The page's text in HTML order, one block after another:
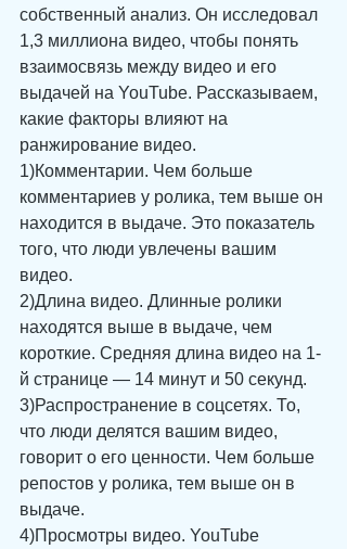
собственный анализ. Он исследовал
1,3 миллиона видео, чтобы понять
взаимосвязь между видео и его
выдачей на YouTube. Рассказываем,
какие факторы влияют на
ранжирование видео.
1)Комментарии. Чем больше
комментариев у ролика, тем выше он
находится в выдаче. Это показатель
того, что люди увлечены вашим
видео.
2)Длина видео. Длинные ролики
находятся выше в выдаче, чем
короткие. Средняя длина видео на 1-
й странице — 14 минут и 50 секунд.
3)Распространение в соцсетях. То,
что люди делятся вашим видео,
говорит о его ценности. Чем больше
репостов у ролика, тем выше он в
выдаче.
4)Просмотры видео. YouTube